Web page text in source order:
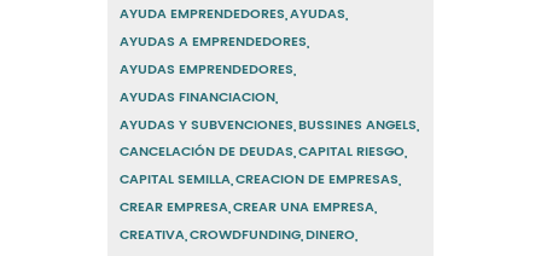
AYUDA EMPRENDEDORES AYUDAS
AYUDAS A EMPRENDEDORES
AYUDAS EMPRENDEDORES
AYUDAS FINANCIACION
AYUDAS Y SUBVENCIONES BUSSINES ANGELS
CANCELACIÓN DE DEUDAS CAPITAL RIESGO
CAPITAL SEMILLA CREACION DE EMPRESAS
CREAR EMPRESA CREAR UNA EMPRESA
CREATIVA CROWDFUNDING DINERO